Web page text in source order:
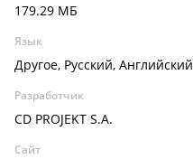
179.29 МБ
Язык
Другое, Русский, Английский
Разработчик
CD PROJEKT S.A.
Сайт